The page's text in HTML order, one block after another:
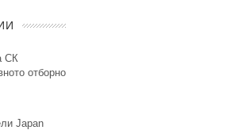
СК
отборно
Japan